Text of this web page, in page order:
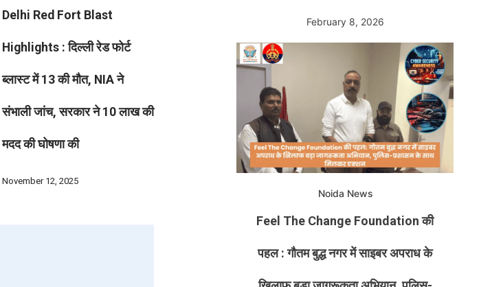
Delhi Red Fort Blast
Highlights : दिल्ली रेड फोर्ट
ब्लास्ट में 13 की मौत, NIA ने
संभाली जांच, सरकार ने 10 लाख की
मदद की घोषणा की
November 12, 2025
February 8, 2026
Noida News
Feel The Change Foundation की
पहल : गौतम बुद्ध नगर में साइबर अपराध के